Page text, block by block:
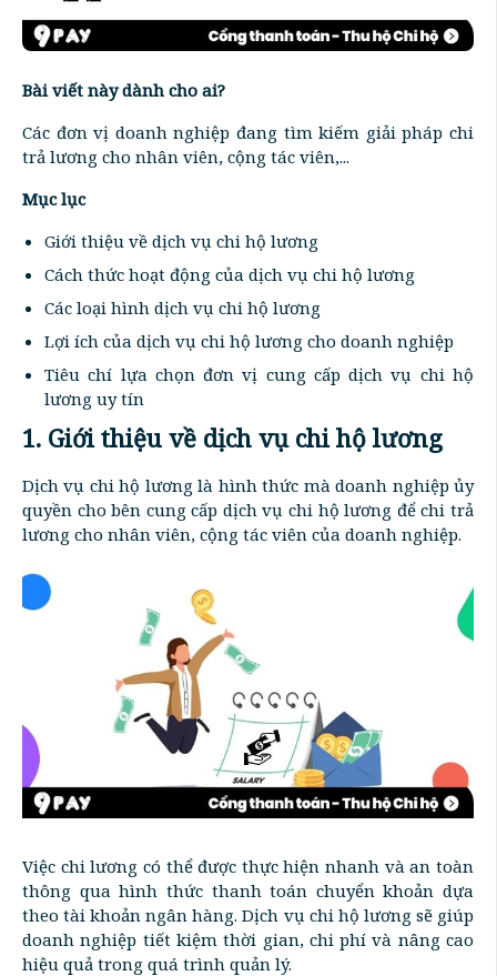
Bài viết này dành cho ai?
Các đơn vị doanh nghiệp đang tìm kiếm giải pháp chi
trả lương cho nhân viên, cộng tác viên,...
Mục lục
Giới thiệu về dịch vụ chi hộ lương
Cách thức hoạt động của dịch vụ chi hộ lương
Các loại hình dịch vụ chi hộ lương
Lợi ích của dịch vụ chi hộ lương cho doanh nghiệp
Tiêu chí lựa chọn đơn vị cung cấp dịch vụ chi hộ
lương uy tín
1. Giới thiệu về dịch vụ chi hộ lương
Dịch vụ chi hộ lương là hình thức mà doanh nghiệp ủy
quyền cho bên cung cấp dịch vụ chi hộ lương để chi trả
lương cho nhân viên, cộng tác viên của doanh nghiệp.
Việc chi lương có thể được thực hiện nhanh và an toàn
thông qua hình thức thanh toán chuyển khoản dựa
theo tài khoản ngân hàng. Dịch vụ chi hộ lương sẽ giúp
doanh nghiệp tiết kiệm thời gian, chi phí và nâng cao
hiệu quả trong quá trình quản lý.